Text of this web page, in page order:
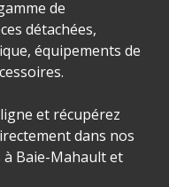
de
détachées,
équipements de
et récupérez
dans nos
à Baie-Mahault et